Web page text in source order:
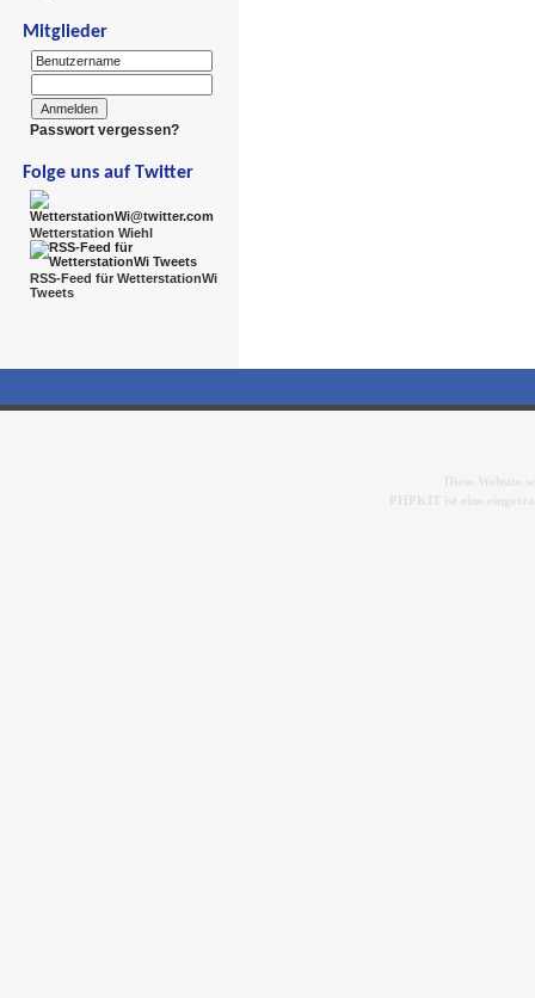
Mitglieder
Passwort vergessen?
Folge uns auf Twitter
Wetterstation Wiehl
RSS-Feed für WetterstationWi
Tweets